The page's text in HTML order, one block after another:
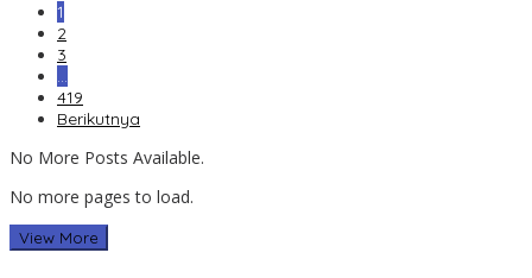
1
2
3
…
419
Berikutnya
No More Posts Available.
No more pages to load.
View More